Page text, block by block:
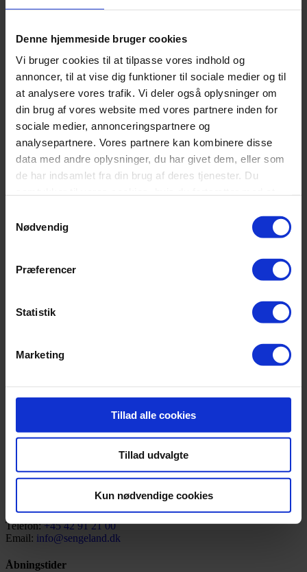
Denne hjemmeside bruger cookies
Vi bruger cookies til at tilpasse vores indhold og
annoncer, til at vise dig funktioner til sociale medier og til
at analysere vores trafik. Vi deler også oplysninger om
din brug af vores website med vores partnere inden for
sociale medier, annonceringspartnere og
analysepartnere. Vores partnere kan kombinere disse
data med andre oplysninger, du har givet dem, eller som
de har indsamlet fra din brug af deres tjenester. Du
Nødvendig
Præferencer
Statistik
Marketing
Tillad alle cookies
Tillad udvalgte
Kun nødvendige cookies
admin
Dyner
Læs mere
2860 Søborg
(ved Buddinge Station)
Telefon:+45 42 91 21 00
Email: info@sengeland.dk
Åbningstider